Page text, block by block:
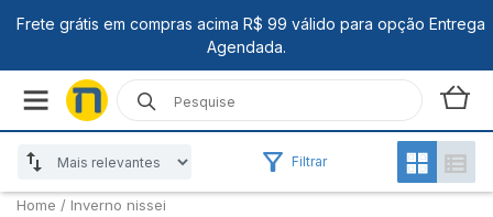
Filtrar
Home / Inverno nissei